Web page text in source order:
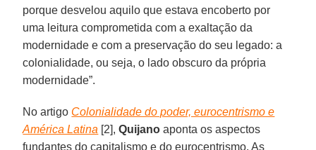
porque desvelou aquilo que estava encoberto por
uma leitura comprometida com a exaltação da
modernidade e com a preservação do seu legado: a
colonialidade, ou seja, o lado obscuro da própria
modernidade”.
No artigo Colonialidade do poder, eurocentrismo e
América Latina [2],Quijano aponta os aspectos
fundantes do capitalismo e do eurocentrismo. As